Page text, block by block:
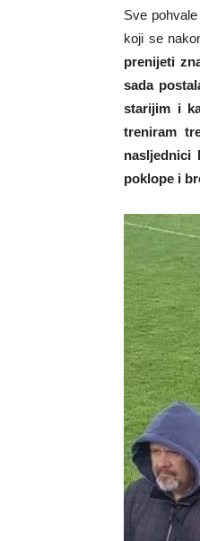
Sve
koji se
prenijeti
sada
starijim i
treniram
nasljednici
poklope i